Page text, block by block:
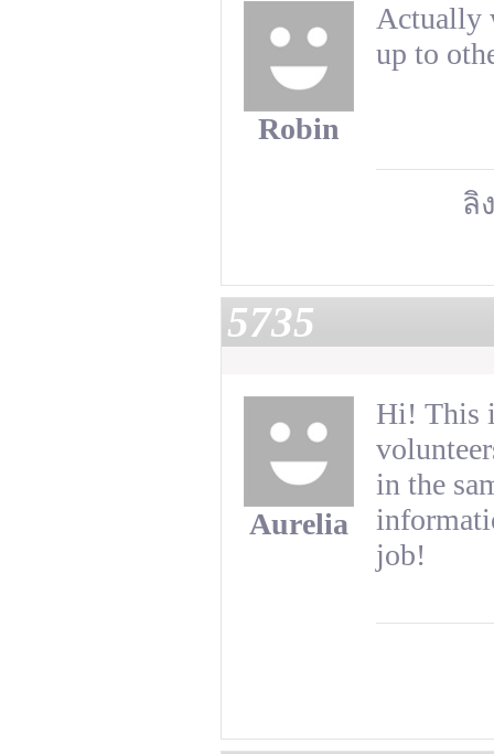
Robin
Actually
up to
ลิ
5735
Aurelia
Hi! This
in the
job!